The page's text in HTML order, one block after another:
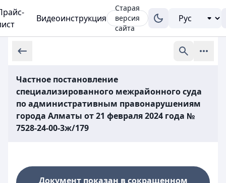
Видеоинструкция
Старая
версия
сайта
Частное постановление
специализированного межрайонного суда
по административным правонарушениям
города Алматы от 21 февраля 2024 года №
7528-24-00-3ж/179
Документ показан в сокращенном